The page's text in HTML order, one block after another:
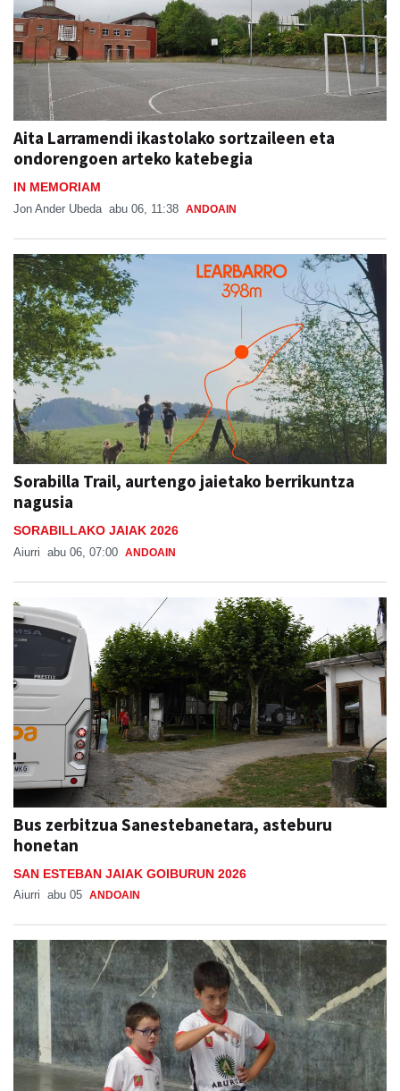
Aita Larramendi ikastolako sortzaileen eta
ondorengoen arteko katebegia
IN MEMORIAM
Jon Ander Ubeda abu 06, 11:38 ANDOAIN
Sorabilla Trail, aurtengo jaietako berrikuntza
nagusia
SORABILLAKO JAIAK 2026
Aiurri abu 06, 07:00 ANDOAIN
Bus zerbitzua Sanestebanetara, asteburu
honetan
SAN ESTEBAN JAIAK GOIBURUN 2026
Aiurri abu 05 ANDOAIN